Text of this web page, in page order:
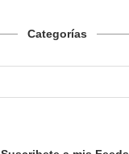
Categorías